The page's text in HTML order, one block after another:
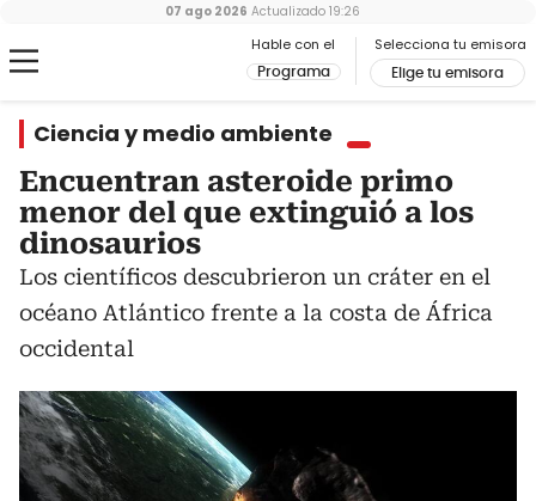
Hable con el
Programa
Selecciona tu emisora
Elige tu emisora
07 ago 2026 Actualizado 19:26
Ciencia y medio ambiente
Encuentran asteroide primo
menor del que extinguió a los
dinosaurios
Los científicos descubrieron un cráter en el
océano Atlántico frente a la costa de África
occidental